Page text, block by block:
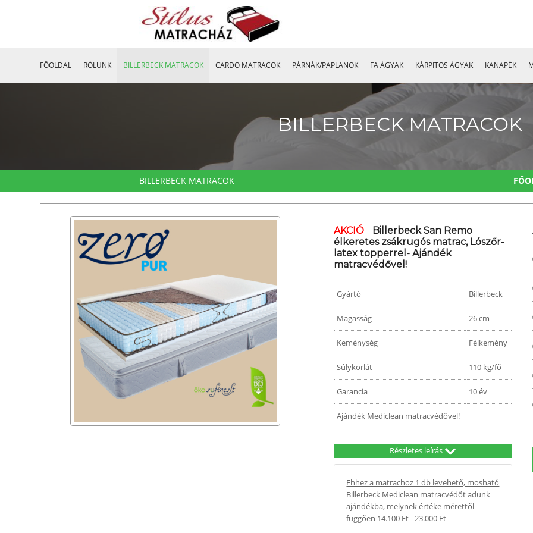
FŐOLDAL RÓLUNK BILLERBECK MATRACOK CARDO MATRACOK PÁRNÁK/PAPLANOK FA ÁGYAK KÁRPITOS ÁGYAK KANAPÉK
BILLERBECK MATRACOK
BILLERBECK MATRACOK
AKCIÓ
Billerbeck San Remo
élkeretes zsákrugós matrac, Lószőr-
latex topperrel- Ajándék
matracvédővel!
Gyártó Billerbeck
Magasság 26 cm
Keménység Félkemény
Súlykorlát 110 kg/fő
Garancia 10 év
Ajándék Mediclean matracvédővel!
Részletes leírás
Ehhez a matrachoz 1 db levehető, mosható
Billerbeck Mediclean matracvédőt adunk
ajándékba, melynek értéke mérettől
függően 14.100 Ft - 23.000 Ft